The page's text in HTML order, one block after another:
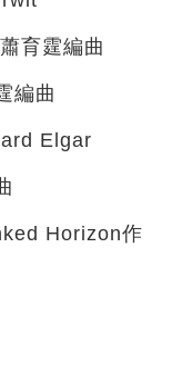
育霆編曲
編曲
Elgar
Horizon作